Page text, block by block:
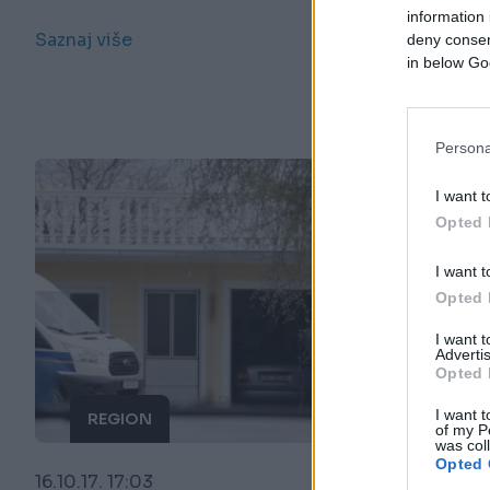
information
deny
in below
I want
Opted
I want
Opted
I want
Opted
I want
of my
was
Opted
Saznaj više
REGION
16.10.17. 17:03